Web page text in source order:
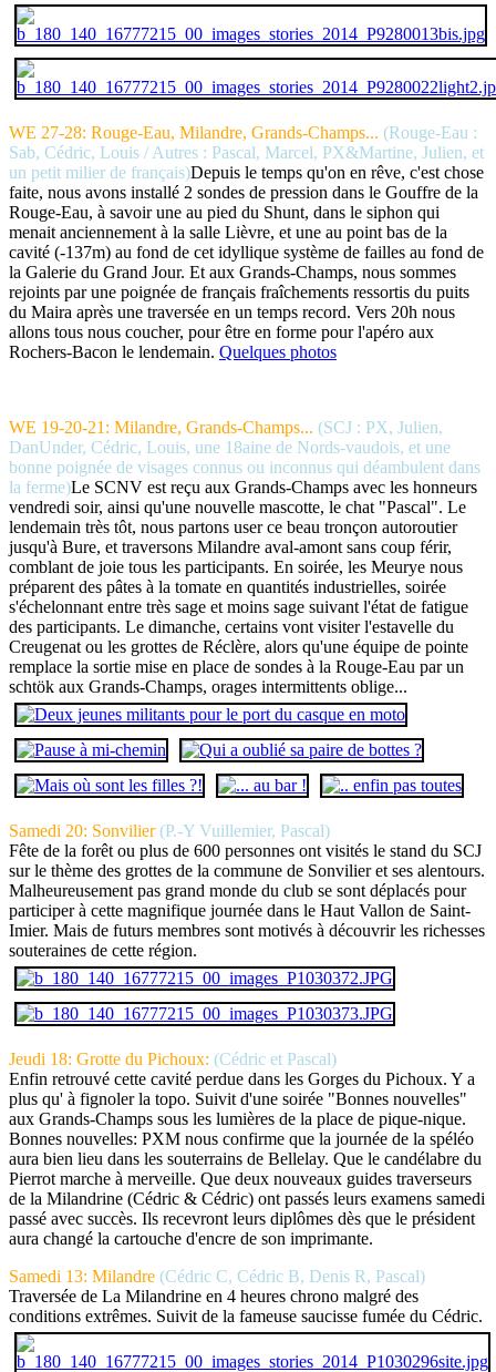
WE 27-28: Rouge-Eau, Milandre, Grands-Champs... (Rouge-Eau :
Sab, Cédric, Louis / Autres : Pascal, Marcel, PX&Martine, Julien, et
un petit milier de français)Depuis le temps qu'on en rêve, c'est chose
faite, nous avons installé 2 sondes de pression dans le Gouffre de la
Rouge-Eau, à savoir une au pied du Shunt, dans le siphon qui
menait anciennement à la salle Lièvre, et une au point bas de la
cavité (-137m) au fond de cet idyllique système de failles au fond de
la Galerie du Grand Jour. Et aux Grands-Champs, nous sommes
rejoints par une poignée de français fraîchements ressortis du puits
du Maira après une traversée en un temps record. Vers 20h nous
allons tous nous coucher, pour être en forme pour l'apéro aux
Rochers-Bacon le lendemain. Quelques photos
WE 19-20-21: Milandre, Grands-Champs... (SCJ : PX, Julien,
DanUnder, Cédric, Louis, une 18aine de Nords-vaudois, et une
bonne poignée de visages connus ou inconnus qui déambulent dans
la ferme)Le SCNV est reçu aux Grands-Champs avec les honneurs
vendredi soir, ainsi qu'une nouvelle mascotte, le chat "Pascal". Le
lendemain très tôt, nous partons user ce beau tronçon autoroutier
jusqu'à Bure, et traversons Milandre aval-amont sans coup férir,
comblant de joie tous les participants. En soirée, les Meurye nous
préparent des pâtes à la tomate en quantités industrielles, soirée
s'échelonnant entre très sage et moins sage suivant l'état de fatigue
des participants. Le dimanche, certains vont visiter l'estavelle du
Creugenat ou les grottes de Réclère, alors qu'une équipe de pointe
remplace la sortie mise en place de sondes à la Rouge-Eau par un
schtök aux Grands-Champs, orages intermittents oblige...
Samedi 20: Sonvilier(P.-Y Vuillemier, Pascal)
Fête de la forêt ou plus de 600 personnes ont visités le stand du SCJ
sur le thème des grottes de la commune de Sonvilier et ses alentours.
Malheureusement pas grand monde du club se sont déplacés pour
participer à cette magnifique journée dans le Haut Vallon de Saint-
Imier. Mais de futurs membres sont motivés à découvrir les richesses
souteraines de cette région.
Jeudi 18: Grotte du Pichoux: (Cédric et Pascal)
Enfin retrouvé cette cavité perdue dans les Gorges du Pichoux. Y a
plus qu' à fignoler la topo. Suivit d'une soirée "Bonnes nouvelles"
aux Grands-Champs sous les lumières de la place de pique-nique.
Bonnes nouvelles: PXM nous confirme que la journée de la spéléo
aura bien lieu dans les souterrains de Bellelay. Que le candélabre du
Pierrot marche à merveille. Que deux nouveaux guides traverseurs
de la Milandrine (Cédric & Cédric) ont passés leurs examens samedi
passé avec succès. Ils recevront leurs diplômes dès que le président
aura changé la cartouche d'encre de son imprimante.
Samedi 13: Milandre (Cédric C, Cédric B, Denis R, Pascal)
Traversée de La Milandrine en 4 heures chrono malgré des
conditions extrêmes. Suivit de la fameuse saucisse fumée du Cédric.